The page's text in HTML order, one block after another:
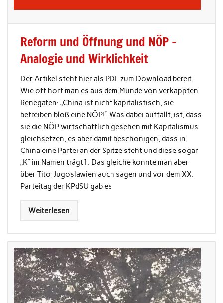
Reform und Öffnung und NÖP –
Analogie und Wirklichkeit
Der Artikel steht hier als PDF zum Download bereit.
Wie oft hört man es aus dem Munde von verkappten
Renegaten: „China ist nicht kapitalistisch, sie
betreiben bloß eine NÖP!“ Was dabei auffällt, ist, dass
sie die NÖP wirtschaftlich gesehen mit Kapitalismus
gleichsetzen, es aber damit beschönigen, dass in
China eine Partei an der Spitze steht und diese sogar
„K“ im Namen trägt1. Das gleiche konnte man aber
über Tito-Jugoslawien auch sagen und vor dem XX.
Parteitag der KPdSU gab es
Weiterlesen